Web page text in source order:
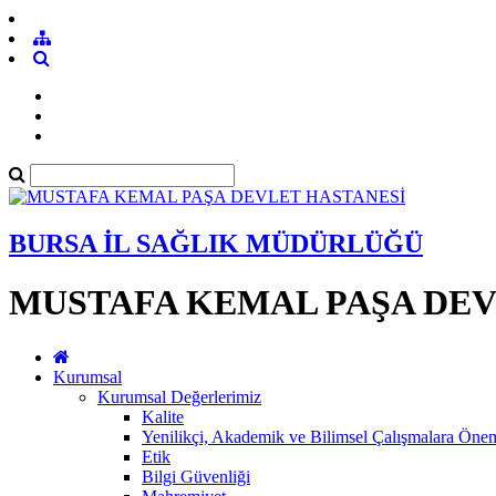
BURSA İL SAĞLIK MÜDÜRLÜĞÜ
MUSTAFA KEMAL PAŞA
Kurumsal
Kurumsal Değerlerimiz
Kalite
Yenilikçi, Akademik ve Bilimsel Çalışmalara
Etik
Bilgi Güvenliği